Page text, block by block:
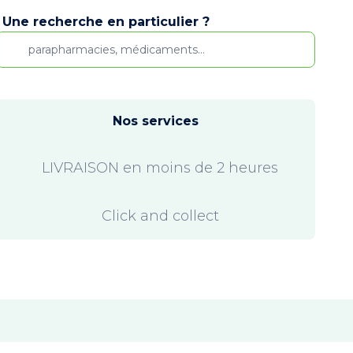
Une recherche en particulier ?
Nos services
LIVRAISON en moins de 2 heures
Click and collect